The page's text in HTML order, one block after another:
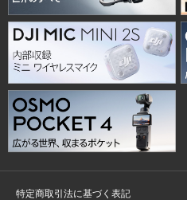
特定商取引法に基づく表記